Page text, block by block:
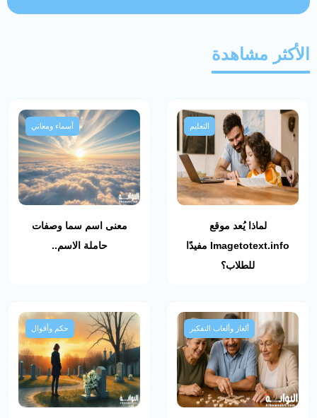
الأكثر مشاهدة
التعليم
لماذا يُعد موقع
Imagetotext.info مفيدًا
للطلاب؟
أسماء ومعاني
معنى اسم سما وصفات
حاملة الاسم..
ألغاز وألعاب التفكير حكم وأقوال